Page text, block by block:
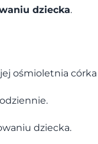
dziecka.
ośmioletnia córka
dziecka.